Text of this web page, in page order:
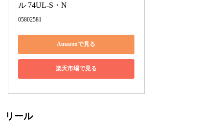
ル 74UL-S・N
05802581
Amazonで見る
楽天市場で見る
リール